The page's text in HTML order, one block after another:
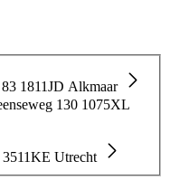
1811JD Alkmaar
130 1075XL
3511KE Utrecht